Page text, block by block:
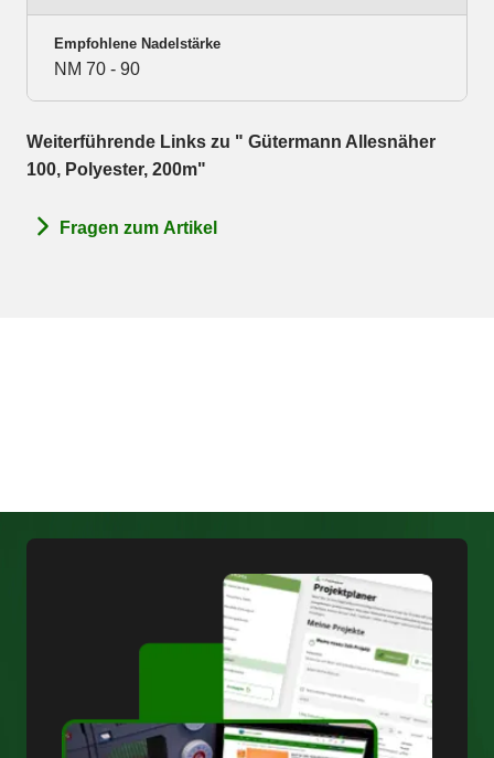
Empfohlene Nadelstärke
NM 70 - 90
Weiterführende Links zu " Gütermann Allesnäher
100, Polyester, 200m"
Fragen zum Artikel